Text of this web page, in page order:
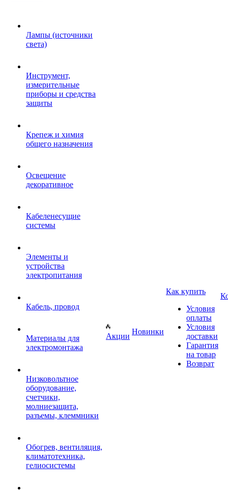
Лампы (источники
света)
Инструмент,
измерительные
приборы и средства
защиты
Крепеж и химия
общего назначения
Освещение
декоративное
Кабеленесущие
системы
Элементы и
устройства
электропитания
Кабель, провод
Материалы для
электромонтажа
Низковольтное
оборудование,
счетчики,
молниезащита,
разъемы, клеммники
Обогрев, вентиляция,
климатотехника,
гелиосистемы
Акции
Новинки
Как купить
Условия
оплаты
Условия
доставки
Гарантия
на товар
Возврат